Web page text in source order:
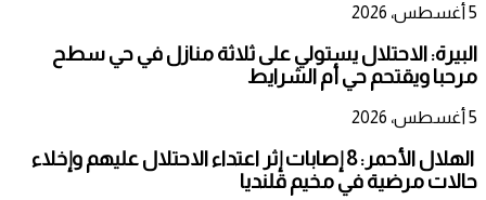
5 أغسطس، 2026
البيرة: الاحتلال يستولي على ثلاثة منازل في حي سطح
مرحبا ويقتحم حي أم الشرايط
5 أغسطس، 2026
الهلال الأحمر: 8 إصابات إثر اعتداء الاحتلال عليهم وإخلاء
حالات مرضية في مخيم قلنديا